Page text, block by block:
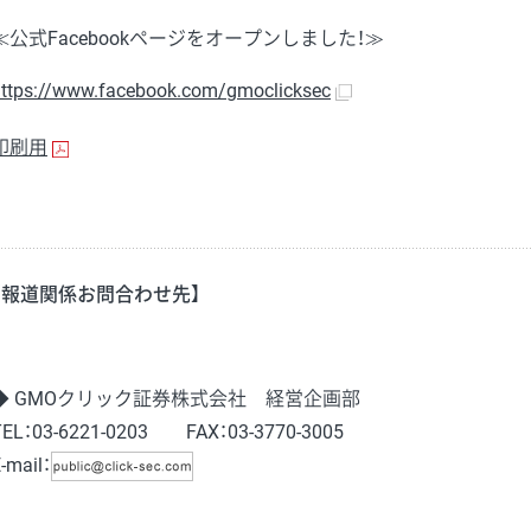
式Facebookページをオープンしました！≫
www.facebook.com/gmoclicksec
刷用
報道関係お問合わせ先】
GMOクリック証券株式会社 経営企画部
：03-6221-0203 FAX：03-3770-3005
mail：